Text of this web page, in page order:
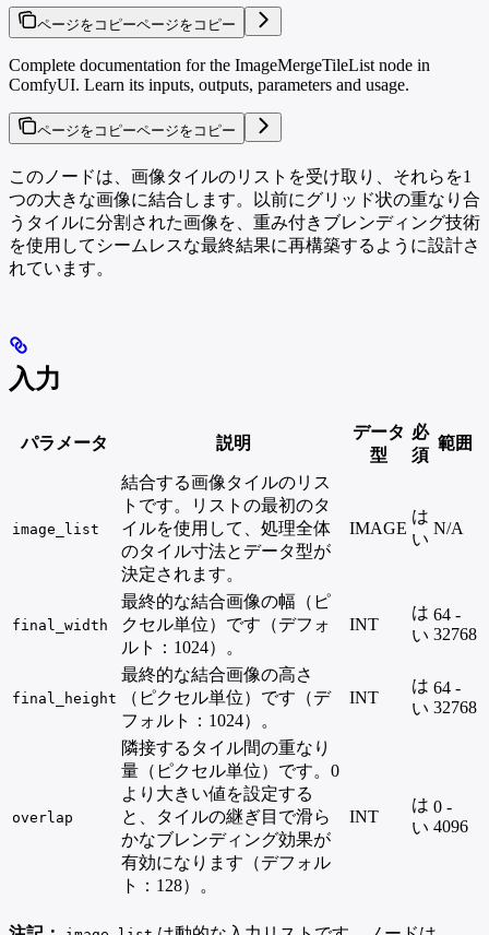
ページをコピーページをコピー
Complete documentation for the ImageMergeTileList node in
ComfyUI. Learn its inputs, outputs, parameters and usage.
ページをコピーページをコピー
このノードは、画像タイルのリストを受け取り、それらを1
つの大きな画像に結合します。以前にグリッド状の重なり合
うタイルに分割された画像を、重み付きブレンディング技術
を使用してシームレスな最終結果に再構築するように設計さ
れています。
入力
パラメータ 説明
データ
型
必
須
範囲
image_list
結合する画像タイルのリス
トです。リストの最初のタ
イルを使用して、処理全体
のタイル寸法とデータ型が
決定されます。
IMAGE
は
い
N/A
final_width
最終的な結合画像の幅（ピ
クセル単位）です（デフォ
ルト：1024）。
INT
は
い
64 -
32768
final_height
最終的な結合画像の高さ
（ピクセル単位）です（デ
フォルト：1024）。
INT
は
い
64 -
32768
overlap
隣接するタイル間の重なり
量（ピクセル単位）です。0
より大きい値を設定する
と、タイルの継ぎ目で滑ら
かなブレンディング効果が
有効になります（デフォル
ト：128）。
INT
は
い
0 -
4096